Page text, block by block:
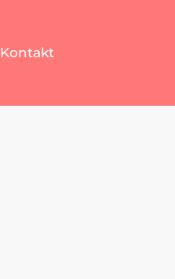
Kontakt